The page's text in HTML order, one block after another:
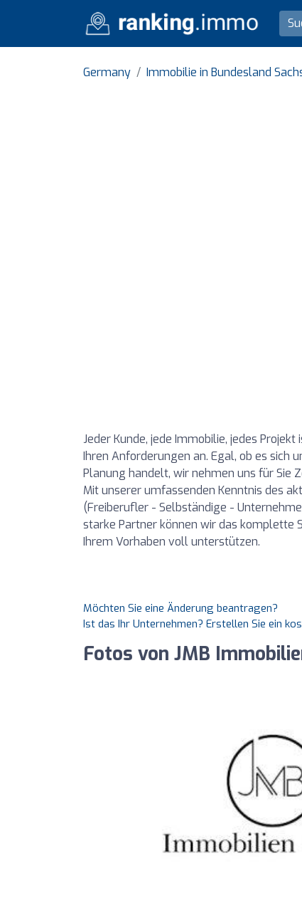
Germany Immobilie in Bundesland
Jeder Kunde, jede Immobilie, jedes
Ihren Anforderungen an. Egal, ob es sich
Planung handelt, wir nehmen uns für Sie
Mit unserer umfassenden Kenntnis des
(Freiberufler - Selbständige -
starke Partner können wir das komplette
Ihrem Vorhaben voll unterstützen.
Möchten Sie eine Änderung beantragen?
Ist das Ihr Unternehmen? Erstellen Sie ein
Fotos von JMB